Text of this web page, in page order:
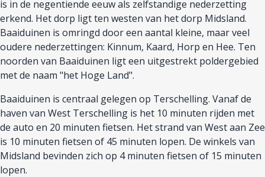
is in de negentiende eeuw als zelfstandige nederzetting
erkend. Het dorp ligt ten westen van het dorp Midsland.
Baaiduinen is omringd door een aantal kleine, maar veel
oudere nederzettingen: Kinnum, Kaard, Horp en Hee. Ten
noorden van Baaiduinen ligt een uitgestrekt poldergebied
met de naam "het Hoge Land".
Baaiduinen is centraal gelegen op Terschelling. Vanaf de
haven van West Terschelling is het 10 minuten rijden met
de auto en 20 minuten fietsen. Het strand van West aan Zee
is 10 minuten fietsen of 45 minuten lopen. De winkels van
Midsland bevinden zich op 4 minuten fietsen of 15 minuten
lopen.